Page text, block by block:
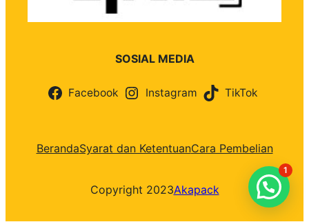
SOSIAL MEDIA
Facebook Instagram TikTok
BerandaSyarat dan KetentuanCara Pembelian
Copyright 2023Akapack
1